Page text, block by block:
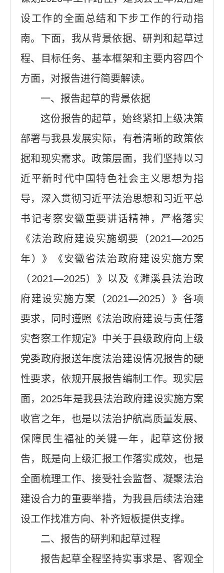
设工作的全面总结和下步工作的行动指
南。下面，我从背景依据、研判和起草过
程、目标任务、基本框架和主要内容四个
方面，对报告进行简要解读。
一、报告起草的背景依据
这份报告的起草，始终紧扣上级决策
部署与我县发展实际，有着清晰的政策依
据和现实需求。政策层面，我们坚持以习
近平新时代中国特色社会主义思想为指
导，深入贯彻习近平法治思想和习近平总
书记考察安徽重要讲话精神，严格落实
《法治政府建设实施纲要（2021—2025
年）》《安徽省法治政府建设实施方案
（2021—2025）》以及《濉溪县法治政
府建设实施方案（2021—2025）》各项
要求，同时遵照《法治政府建设与责任落
实督察工作规定》中关于县级政府向上级
党委政府报送年度法治建设情况报告的硬
性要求，依规开展报告编制工作。现实层
面，2025年是我县法治政府建设实施方案
收官之年，也是以法治护航高质量发展、
保障民生福祉的关键一年，起草这份报
告，既是向上级汇报工作落实成效，也是
全面梳理工作、接受社会监督、凝聚法治
建设合力的重要举措，为我县后续法治建
设工作找准方向、补齐短板提供支撑。
二、报告的研判和起草过程
报告起草全程坚持实事求是、客观全